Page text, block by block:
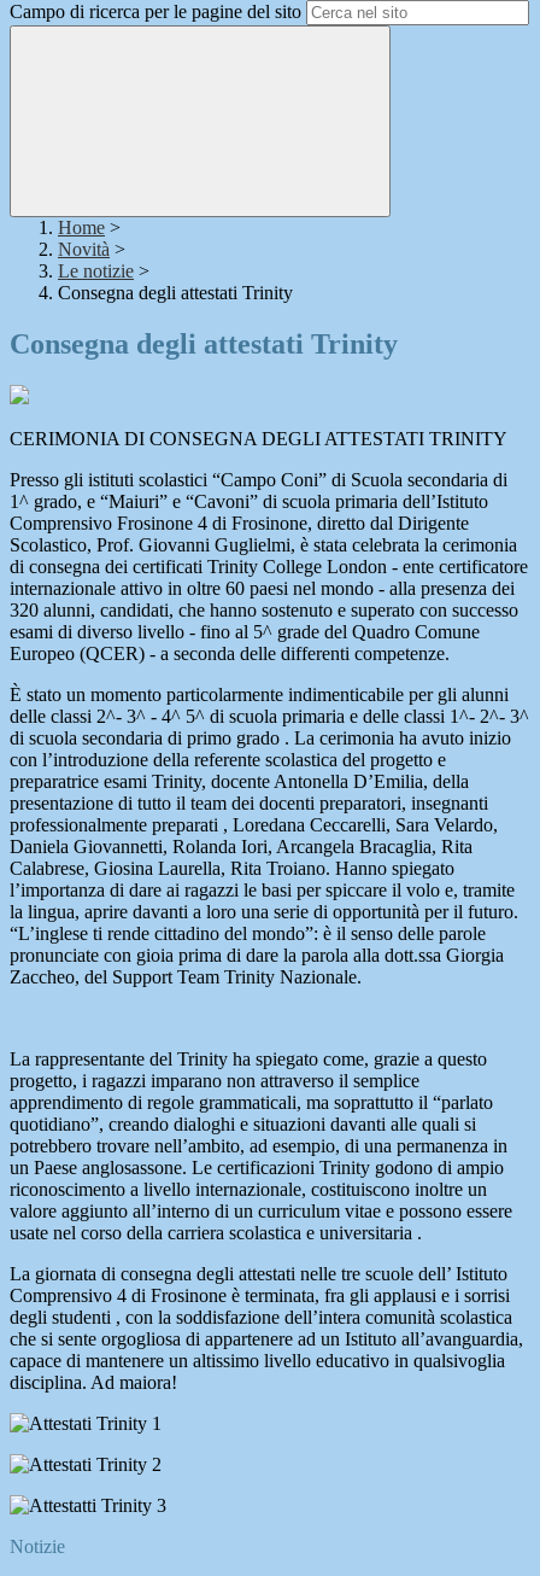
Campo di ricerca per le pagine del sito
Home >
Novità >
Le notizie >
Consegna degli attestati Trinity
Consegna degli attestati Trinity
CERIMONIA DI CONSEGNA DEGLI ATTESTATI TRINITY
Presso gli istituti scolastici “Campo Coni” di Scuola secondaria di
1^ grado, e “Maiuri” e “Cavoni” di scuola primaria dell’Istituto
Comprensivo Frosinone 4 di Frosinone, diretto dal Dirigente
Scolastico, Prof. Giovanni Guglielmi, è stata celebrata la cerimonia
di consegna dei certificati Trinity College London - ente certificatore
internazionale attivo in oltre 60 paesi nel mondo - alla presenza dei
320 alunni, candidati, che hanno sostenuto e superato con successo
esami di diverso livello - fino al 5^ grade del Quadro Comune
Europeo (QCER) - a seconda delle differenti competenze.
È stato un momento particolarmente indimenticabile per gli alunni
delle classi 2^- 3^ - 4^ 5^ di scuola primaria e delle classi 1^- 2^- 3^
di scuola secondaria di primo grado . La cerimonia ha avuto inizio
con l’introduzione della referente scolastica del progetto e
preparatrice esami Trinity, docente Antonella D’Emilia, della
presentazione di tutto il team dei docenti preparatori, insegnanti
professionalmente preparati , Loredana Ceccarelli, Sara Velardo,
Daniela Giovannetti, Rolanda Iori, Arcangela Bracaglia, Rita
Calabrese, Giosina Laurella, Rita Troiano. Hanno spiegato
l’importanza di dare ai ragazzi le basi per spiccare il volo e, tramite
la lingua, aprire davanti a loro una serie di opportunità per il futuro.
“L’inglese ti rende cittadino del mondo”: è il senso delle parole
pronunciate con gioia prima di dare la parola alla dott.ssa Giorgia
Zaccheo, del Support Team Trinity Nazionale.
La rappresentante del Trinity ha spiegato come, grazie a questo
progetto, i ragazzi imparano non attraverso il semplice
apprendimento di regole grammaticali, ma soprattutto il “parlato
quotidiano”, creando dialoghi e situazioni davanti alle quali si
potrebbero trovare nell’ambito, ad esempio, di una permanenza in
un Paese anglosassone. Le certificazioni Trinity godono di ampio
riconoscimento a livello internazionale, costituiscono inoltre un
valore aggiunto all’interno di un curriculum vitae e possono essere
usate nel corso della carriera scolastica e universitaria .
La giornata di consegna degli attestati nelle tre scuole dell’ Istituto
Comprensivo 4 di Frosinone è terminata, fra gli applausi e i sorrisi
degli studenti , con la soddisfazione dell’intera comunità scolastica
che si sente orgogliosa di appartenere ad un Istituto all’avanguardia,
capace di mantenere un altissimo livello educativo in qualsivoglia
disciplina. Ad maiora!
Notizie